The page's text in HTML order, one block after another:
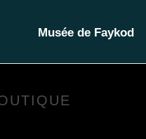
Musée de Faykod